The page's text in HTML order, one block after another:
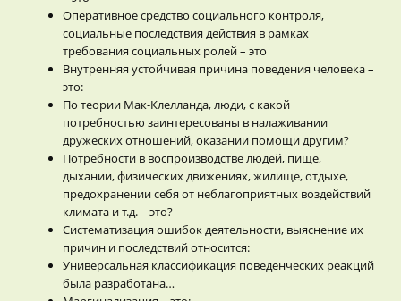
Оперативное средство социального контроля,
социальные последствия действия в рамках
требования социальных ролей – это
Внутренняя устойчивая причина поведения человека –
это:
По теории Мак-Клелланда, люди, с какой
потребностью заинтересованы в налаживании
дружеских отношений, оказании помощи другим?
Потребности в воспроизводстве людей, пище,
дыхании, физических движениях, жилище, отдыхе,
предохранении себя от неблагоприятных воздействий
климата и т.д. – это?
Систематизация ошибок деятельности, выяснение их
причин и последствий относится:
Универсальная классификация поведенческих реакций
была разработана…